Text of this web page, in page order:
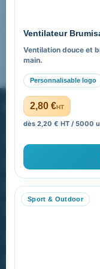
Ventilateur
Ventilation douce et
main.
Personnalisable logo
2,80 €HT
dès 2,20 € HT / 5000
Sport & Outdoor
FAQ sur
Pourquoi ça a
PROMENOCH
40 rue Madeleine
92 200 Neuilly